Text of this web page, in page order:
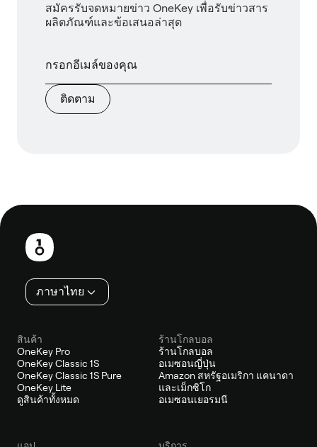
สมัครรับจดหมายข่าว OneKey เพื่อรับข่าวสาร
ผลิตภัณฑ์และข้อเสนอล่าสุด
ติดตาม
ส่วน
ท้าย
ภาษาไทย
สินค้า
OneKey Pro
OneKey Classic 1S
OneKey Classic 1S Pure
OneKey Lite
ดูสินค้าทั้งหมด
ร้านโกลบอล
ร้านโกลบอล
อเมซอนญี่ปุ่น
Amazon สหรัฐอเมริกา แคนาดา
และเม็กซิโก
อเมซอนเยอรมนี